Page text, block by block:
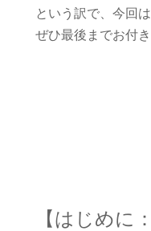
という訳で、今回
ぜひ最後までお付
【はじめに